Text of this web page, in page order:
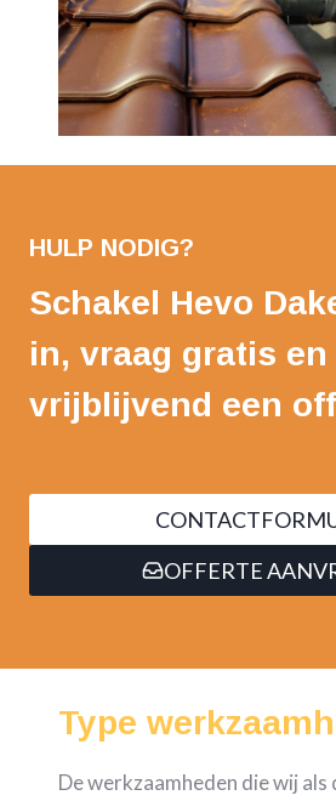
HULP NODIG?
Schakel Hevo
in, vraag gratis en
vrijblijvend een
OFFERTE
Type
De werkzaamheden die wij als